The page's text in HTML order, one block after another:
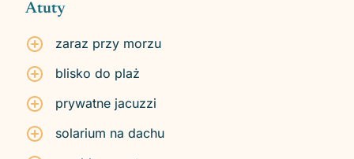
Atuty
zaraz przy morzu
blisko do plaż
prywatne jacuzzi
solarium na dachu